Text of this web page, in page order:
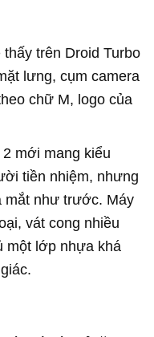
trên Droid Turbo
lưng, cụm camera
chữ M, logo của
mới mang kiểu
tiền nhiệm, nhưng
mắt như trước. Máy
vát cong nhiều
một lớp nhựa khá